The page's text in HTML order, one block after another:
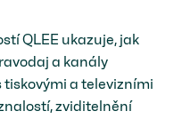
QLEE ukazuje, jak
a kanály
a televizními
zviditelnění